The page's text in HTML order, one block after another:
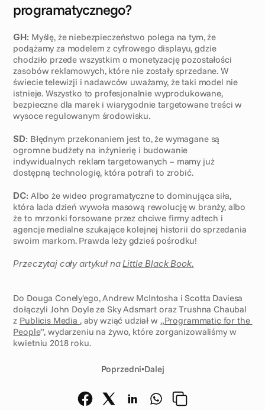
programatycznego?
GH: Myślę, że niebezpieczeństwo polega na tym, że
podążamy za modelem z cyfrowego displayu, gdzie
chodziło przede wszystkim o monetyzację pozostałości
zasobów reklamowych, które nie zostały sprzedane. W
świecie telewizji i nadawców uważamy, że taki model nie
istnieje. Wszystko to profesjonalnie wyprodukowane,
bezpieczne dla marek i wiarygodnie targetowane treści w
wysoce regulowanym środowisku.
SD: Błędnym przekonaniem jest to, że wymagane są
ogromne budżety na inżynierię i budowanie
indywidualnych reklam targetowanych – mamy już
dostępną technologię, która potrafi to zrobić.
DC: Albo że wideo programatyczne to dominująca siła,
która lada dzień wywoła masową rewolucję w branży, albo
że to mrzonki forsowane przez chciwe firmy adtech i
agencje medialne szukające kolejnej historii do sprzedania
swoim markom. Prawda leży gdzieś pośrodku!
Przeczytaj cały artykuł na Little Black Book.
Do Douga Conely'ego, Andrew McIntosha i Scotta Daviesa
dołączyli John Doyle ze Sky Adsmart oraz Trushna Chaubal
z Publicis Media , aby wziąć udział w „Programmatic for the
People”, wydarzeniu na żywo, które zorganizowaliśmy w
kwietniu 2018 roku.
Poprzedni•Dalej